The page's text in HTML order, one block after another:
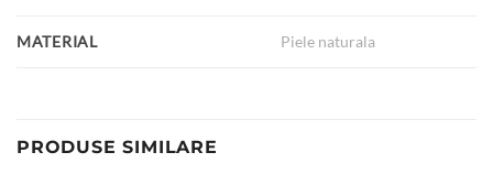
MATERIAL Piele naturala
PRODUSE SIMILARE